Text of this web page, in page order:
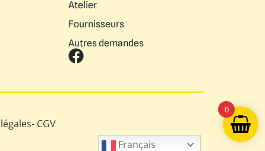
Atelier
Fournisseurs
Autres demandes
- CGV
Français
0